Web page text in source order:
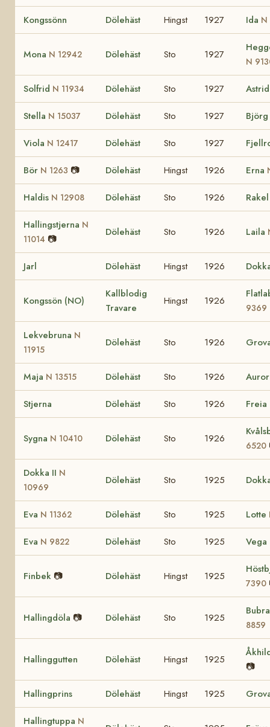
Kongssönn Dölehäst Hingst 1927 Ida N
Mona N 12942 Dölehäst Sto 1927
N
Solfrid N 11934 Dölehäst Sto 1927
Stella N 15037 Dölehäst Sto 1927 Björg
Viola N 12417 Dölehäst Sto 1927
Bör N 1263 📷 Dölehäst Hingst 1926 Erna
Haldis N 12908 Dölehäst Sto 1926
Hallingstjerna N
11014 📷
Dölehäst Sto 1926 Laila
Jarl Dölehäst Hingst 1926
Kongssön (NO)
Kallblodig
Travare
Hingst 1926
9369
Lekvebruna N
11915
Dölehäst Sto 1926
Maja N 13515 Dölehäst Sto 1926
Stjerna Dölehäst Sto 1926 Freia
Sygna N 10410 Dölehäst Sto 1926
6520
Dokka II N
10969
Dölehäst Sto 1925
Eva N 11362 Dölehäst Sto 1925 Lotte
Eva N 9822 Dölehäst Sto 1925 Vega
Finbek 📷 Dölehäst Hingst 1925
7390
Hallingdöla 📷 Dölehäst Sto 1925
8859
Hallinggutten Dölehäst Hingst 1925
📷
Hallingprins Dölehäst Hingst 1925
Hallingtuppa N